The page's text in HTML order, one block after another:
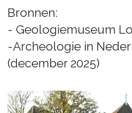
Bronnen:
- Geologiemuseum
-Archeologie in
(december 2025)